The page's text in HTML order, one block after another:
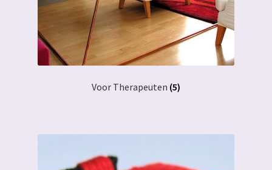
Voor Therapeuten (5)